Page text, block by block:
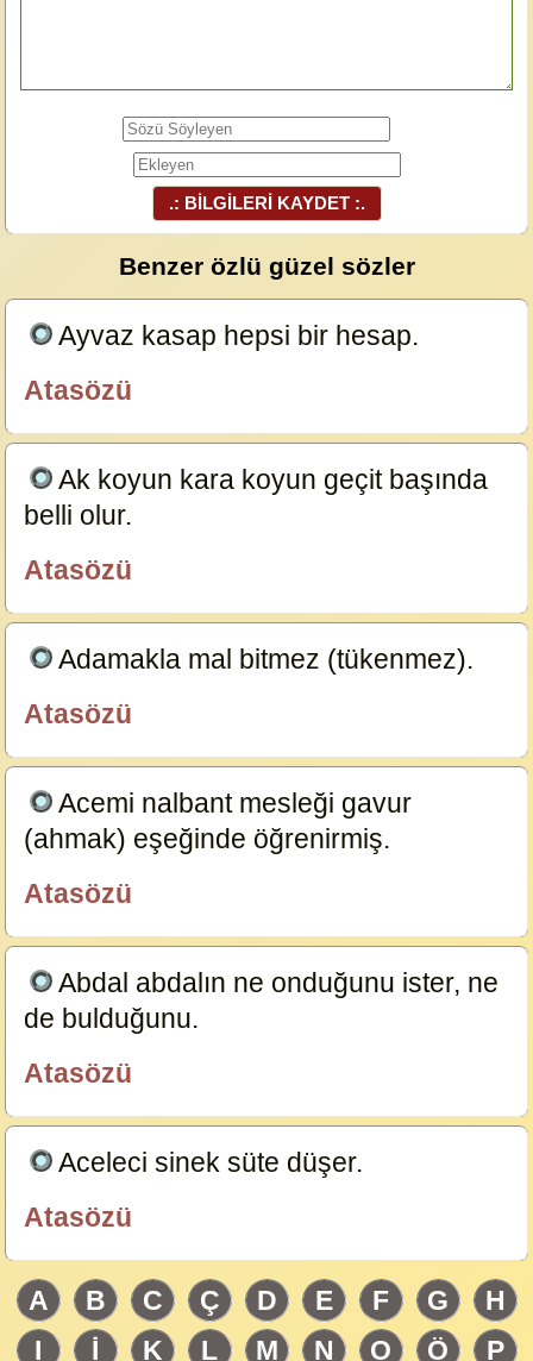
.: BİLGİLERİ KAYDET :.
Benzer özlü güzel sözler
Ayvaz kasap hepsi bir hesap.
Atasözü
Ak koyun kara koyun geçit başında
belli olur.
Atasözü
Adamakla mal bitmez (tükenmez).
Atasözü
Acemi nalbant mesleği gavur
(ahmak) eşeğinde öğrenirmiş.
Atasözü
Abdal abdalın ne onduğunu ister, ne
de bulduğunu.
Atasözü
Aceleci sinek süte düşer.
Atasözü
A B C Ç D E F G
H
I
İ K L M N O Ö P